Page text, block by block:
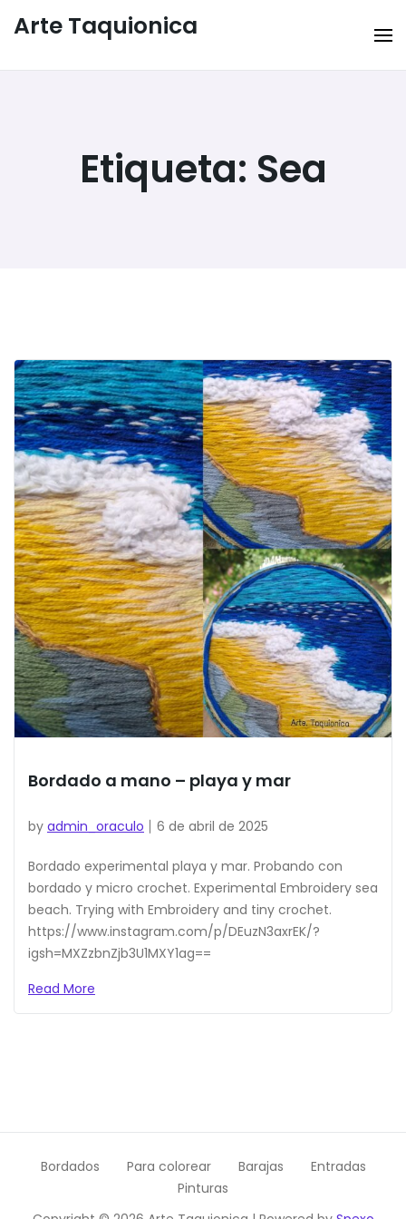
Arte Taquionica
Etiqueta: Sea
Bordado a mano – playa y mar
by admin_oraculo 6 de abril de 2025
Bordado experimental playa y mar. Probando con
bordado y micro crochet. Experimental Embroidery sea
beach. Trying with Embroidery and tiny crochet.
https://www.instagram.com/p/DEuzN3axrEK/?
igsh=MXZzbnZjb3U1MXY1ag==
Read More
Bordados Para colorear Barajas
Entradas
Pinturas